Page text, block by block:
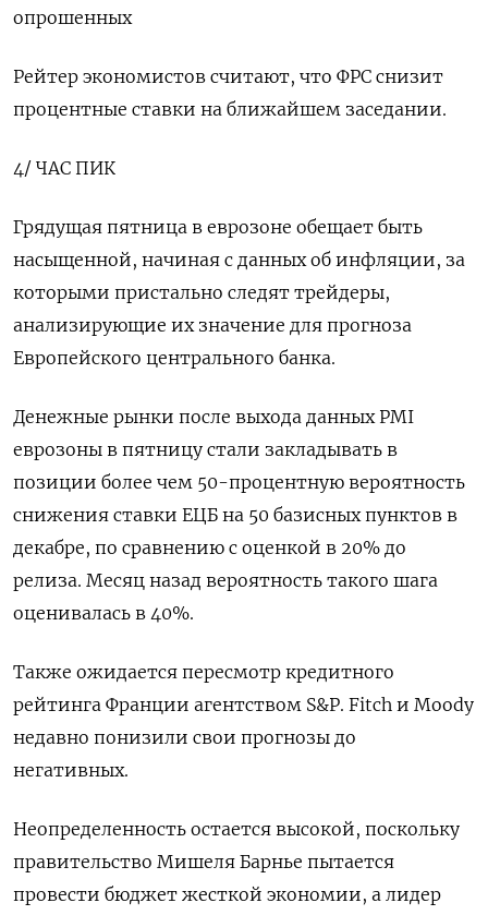
опрошенных
Рейтер экономистов считают, что ФРС снизит
процентные ставки на ближайшем заседании.
4/ ЧАС ПИК
Грядущая пятница в еврозоне обещает быть
насыщенной, начиная с данных об инфляции, за
которыми пристально следят трейдеры,
анализирующие их значение для прогноза
Европейского центрального банка.
Денежные рынки после выхода данных PMI
еврозоны в пятницу стали закладывать в
позиции более чем 50-процентную вероятность
снижения ставки ЕЦБ на 50 базисных пунктов в
декабре, по сравнению с оценкой в 20% до
релиза. Месяц назад вероятность такого шага
оценивалась в 40%.
Также ожидается пересмотр кредитного
рейтинга Франции агентством S&P. Fitch и Moody
недавно понизили свои прогнозы до
негативных.
Неопределенность остается высокой, поскольку
правительство Мишеля Барнье пытается
провести бюджет жесткой экономии, а лидер